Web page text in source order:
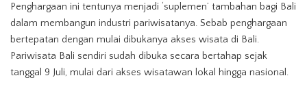
Penghargaan ini tentunya menjadi ‘suplemen’ tambahan bagi Bali
dalam membangun industri pariwisatanya. Sebab penghargaan
bertepatan dengan mulai dibukanya akses wisata di Bali.
Pariwisata Bali sendiri sudah dibuka secara bertahap sejak
tanggal 9 Juli, mulai dari akses wisatawan lokal hingga nasional.